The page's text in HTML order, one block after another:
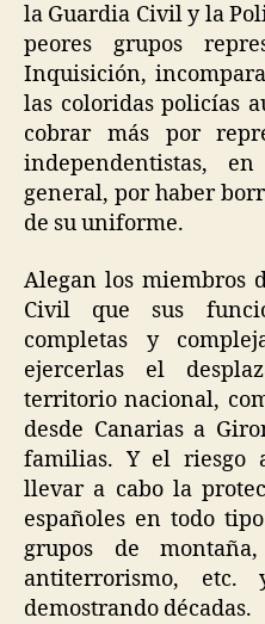
la Guardia Civil y la
peores grupos
Inquisición,
las coloridas policías
cobrar más por
independentistas,
general, por haber
de su uniforme.
Alegan los miembros
Civil que sus
completas y
ejercerlas el
territorio nacional,
desde Canarias a
familias. Y el riesgo
llevar a cabo la
españoles en todo
grupos de
antiterrorismo,
demostrando décadas.